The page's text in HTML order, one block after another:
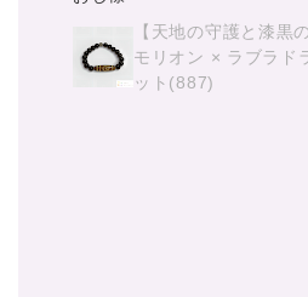
【天地の守護と漆黒
モリオン × ラブラド
ット(887)